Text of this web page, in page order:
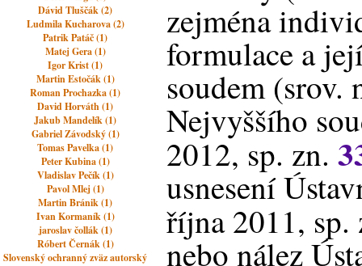
Dávid Tluščák (2)
Ludmila Kucharova (2)
Patrik Patáč (1)
Matej Gera (1)
Igor Krist (1)
Martin Estočák (1)
Roman Prochazka (1)
David Horváth (1)
Jakub Mandelík (1)
Gabriel Závodský (1)
Tomas Pavelka (1)
Peter Kubina (1)
Vladislav Pečík (1)
Pavol Mlej (1)
Martin Bránik (1)
Ivan Kormaník (1)
jaroslav čollák (1)
Róbert Černák (1)
Slovenský ochranný zväz autorský
zejména
formulace a
soudem (srov.
Nejvyššího
2012, sp. zn.
usnesení
října 2011,
nebo nález